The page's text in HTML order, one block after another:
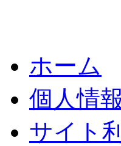
ホーム
個人情
サイト